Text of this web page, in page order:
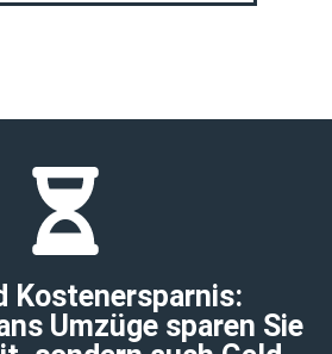
Kostenersparnis:
Umzüge sparen Sie